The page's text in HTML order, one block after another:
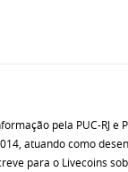
pela PUC-RJ e
atuando como
para o Livecoins